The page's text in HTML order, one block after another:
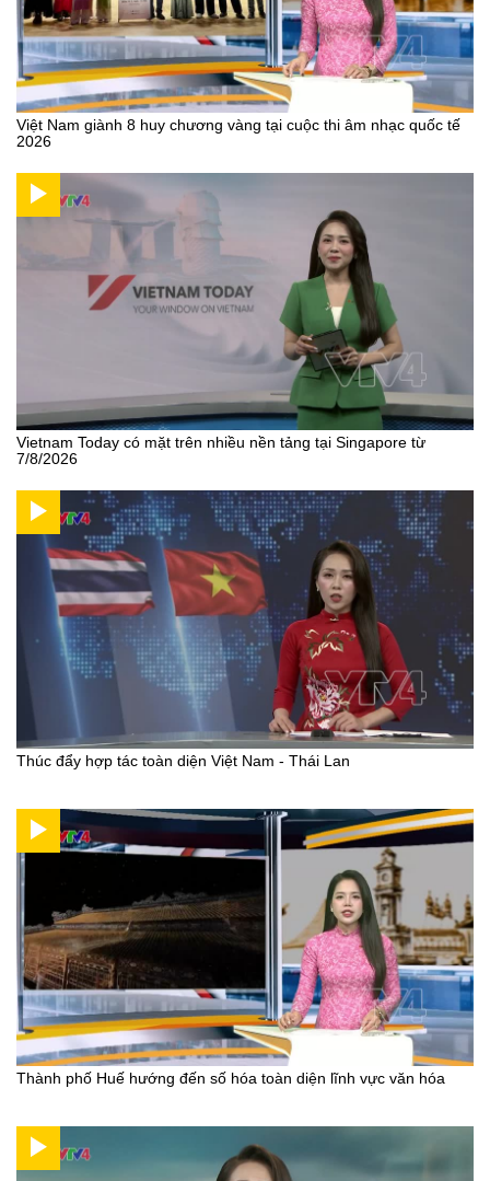
Việt Nam giành 8 huy chương vàng tại cuộc thi âm nhạc quốc tế
2026
Vietnam Today có mặt trên nhiều nền tảng tại Singapore từ
7/8/2026
Thúc đẩy hợp tác toàn diện Việt Nam - Thái Lan
Thành phố Huế hướng đến số hóa toàn diện lĩnh vực văn hóa